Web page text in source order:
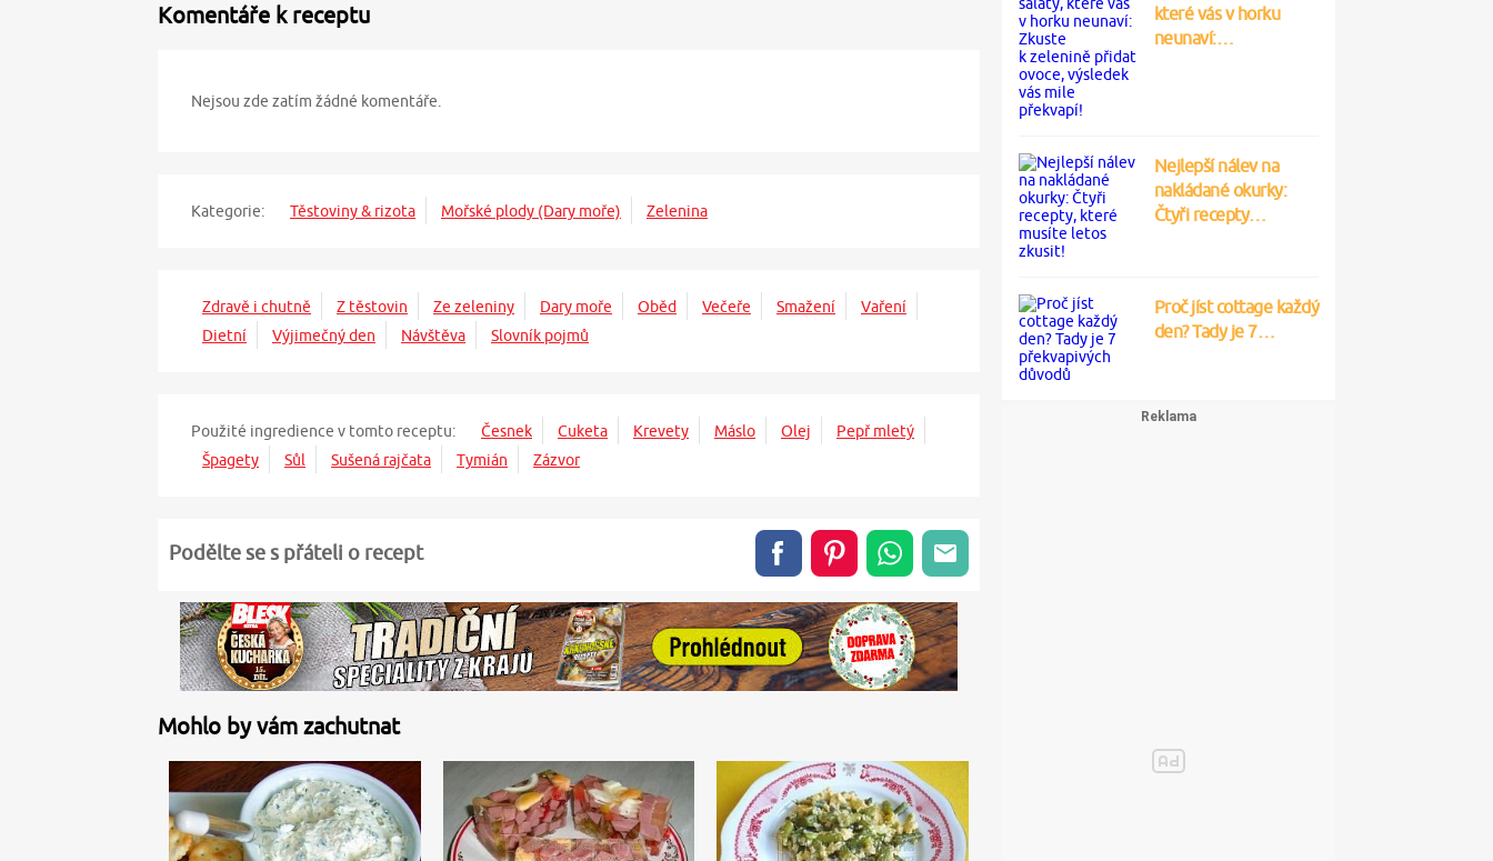
Komentáře k receptu
Nejsou zde zatím žádné komentáře.
Kategorie: Těstoviny & rizota Mořské plody (Dary moře) Zelenina
Zdravě i chutně Z těstovin Ze zeleniny Dary moře Oběd Večeře Smažení
Vaření
Dietní
Výjimečný den Návštěva Slovník pojmů
Použité ingredience v tomto receptu: Česnek Cuketa Krevety Máslo Olej
Pepř mletý
Špagety
Sůl Sušená rajčata Tymián Zázvor
Podělte se s přáteli o recept
Mohlo by vám zachutnat
které vás v horku
neunaví:…
Nejlepší nálev na
nakládané okurky:
Čtyři recepty…
Proč jíst cottage každý
den? Tady je 7…